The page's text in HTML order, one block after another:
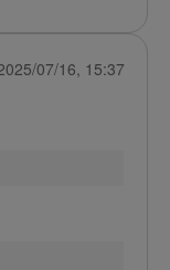
07/16, 15:37